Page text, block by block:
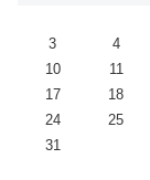
3
4
10
11
17
18
24
25
31